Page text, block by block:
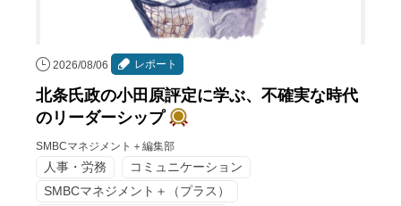
2026/08/06 レポート
北条氏政の小田原評定に学ぶ、不確実な時代
のリーダーシップ
SMBCマネジメント＋編集部
人事・労務
コミュニケーション
SMBCマネジメント＋（プラス）